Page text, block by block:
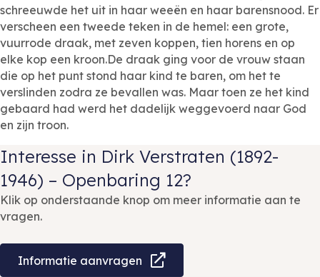
schreeuwde het uit in haar weeën en haar barensnood. Er
verscheen een tweede teken in de hemel: een grote,
vuurrode draak, met zeven koppen, tien horens en op
elke kop een kroon.De draak ging voor de vrouw staan
die op het punt stond haar kind te baren, om het te
verslinden zodra ze bevallen was. Maar toen ze het kind
gebaard had werd het dadelijk weggevoerd naar God
en zijn troon.
Interesse in Dirk Verstraten (1892-
1946) – Openbaring 12?
Klik op onderstaande knop om meer informatie aan te
vragen.
Informatie aanvragen